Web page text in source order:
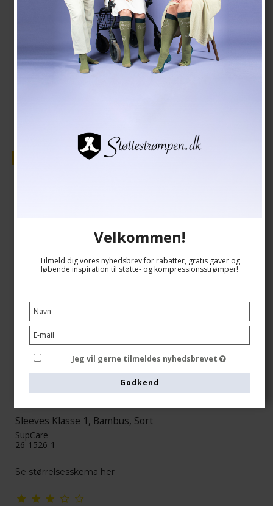
139,00 DKK
118,00 DKK
Vis produkt
Sleeves Klasse 1, Bambus, Sort
SupCare
26-1526-1
Se størrelsesskema her
Velkommen!
Tilmeld dig vores nyhedsbrev for rabatter, gratis gaver og
løbende inspiration til støtte- og kompressionsstrømper!
Jeg vil gerne tilmeldes nyhedsbrevet
Godkend